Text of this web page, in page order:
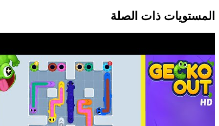
المستويات ذات الصلة